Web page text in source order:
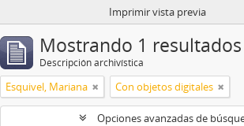
Imprimir vista previa
Mostrando 1 resultados
Descripción archivística
Esquivel, Mariana Con objetos digitales
Opciones avanzadas de